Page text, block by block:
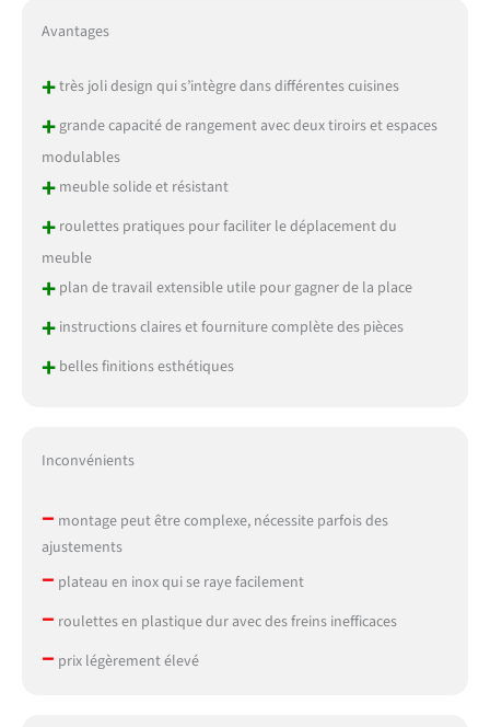
Avantages
+très joli design qui s’intègre dans différentes cuisines
+grande capacité de rangement avec deux tiroirs et espaces
modulables
+meuble solide et résistant
+roulettes pratiques pour faciliter le déplacement du
meuble
+plan de travail extensible utile pour gagner de la place
+instructions claires et fourniture complète des pièces
+belles finitions esthétiques
Inconvénients
– montage peut être complexe, nécessite parfois des
ajustements
– plateau en inox qui se raye facilement
– roulettes en plastique dur avec des freins inefficaces
– prix légèrement élevé